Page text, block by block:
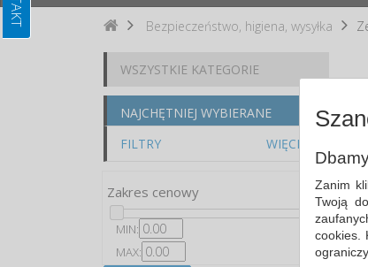
Bezpieczeństwo, higiena, wysyłka
WSZYSTKIE KATEGORIE
NAJCHĘTNIEJ WYBIERANE
FILTRY
WIĘCEJ
Zakres cenowy
MIN:
MAX:
Zanim
Twoją
cookies.